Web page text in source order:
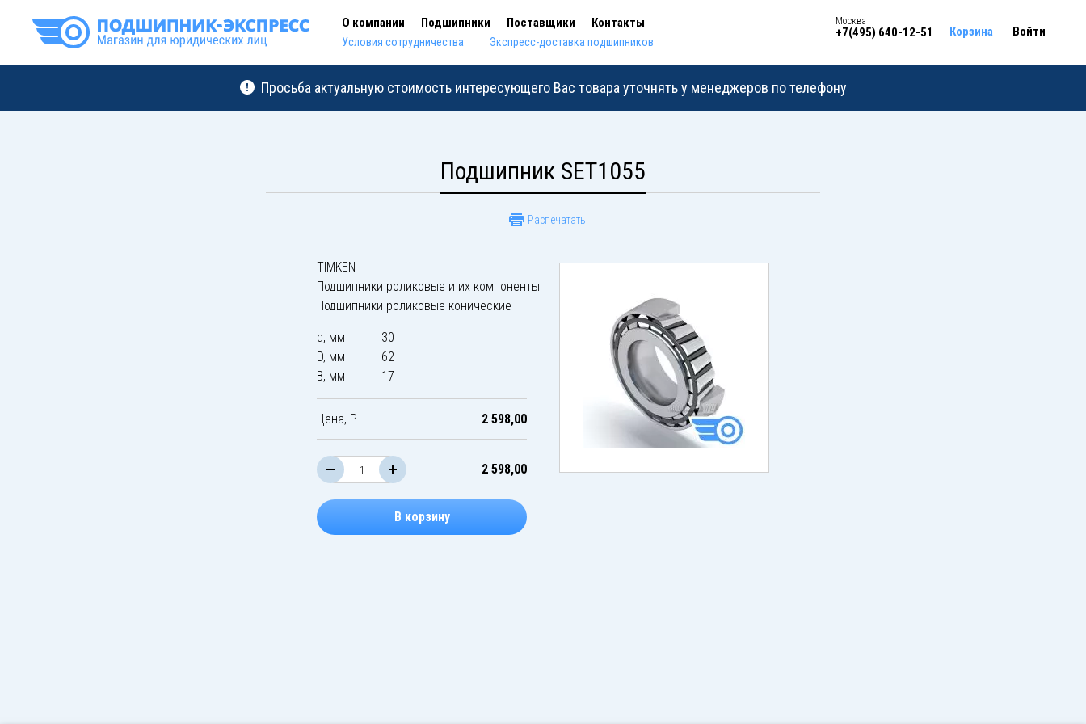
О компании Подшипники Поставщики Контакты
Условия сотрудничества Экспресс-доставка подшипников
Москва
+7(495) 640-12-51 Корзина Войти
Просьба актуальную стоимость интересующего Вас товара уточнять у менеджеров по телефону
Подшипник SET1055
Распечатать
TIMKEN
Подшипники роликовые и их компоненты
Подшипники роликовые конические
d, мм
30
D, мм
62
B, мм
17
Цена, Р 2 598,00
2 598,00
В корзину